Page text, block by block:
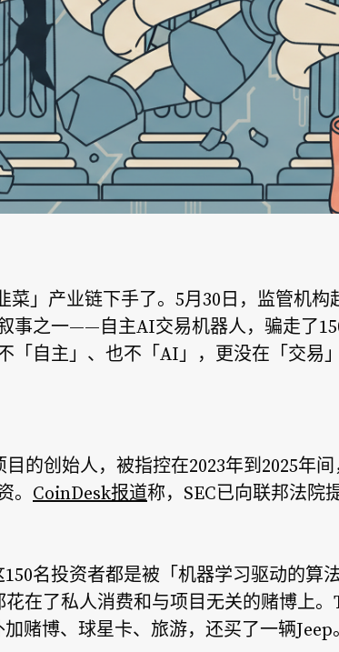
菜」产业链下手了。5月30日，监管机
事之一——自主AI交易机器人，骗走了
「自主」、也不「AI」，更没在「交易」
的创始人，被指控在2023年到2025年
CoinDesk报道称，SEC已向联邦法院
150名投资者都是被「机器学习驱动的算
在了私人消费和与项目无关的赌博上
加赌博、球星卡、旅游，还买了一辆Jeep。